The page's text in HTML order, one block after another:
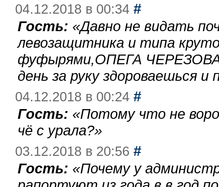
04.12.2018 в 00:34 #
Гость: «Давно не видать
левозащитника и типа
фуфырями,ОПЕГА
день за руку здороваешься
04.12.2018 в 00:24 #
Гость: «Потому что не
чё с урала?»
03.12.2018 в 20:56 #
Гость: «Почему у